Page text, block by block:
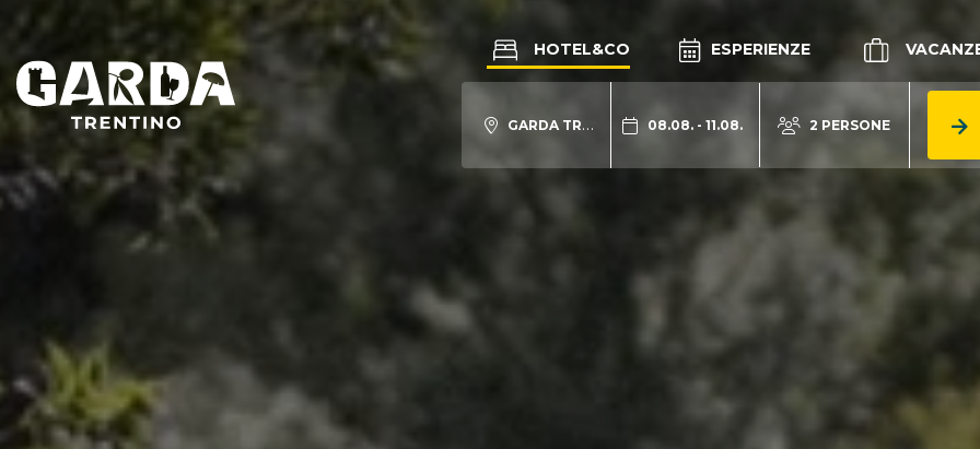
HOTEL&CO ESPERIENZE
GARDA TRENTINO 08.08. - 11.08. 2 PERSONE